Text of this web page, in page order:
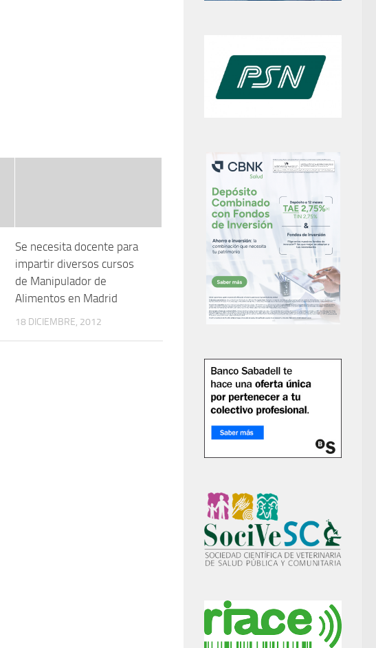
Se necesita docente para
impartir diversos cursos
de Manipulador de
Alimentos en Madrid
18 DICIEMBRE, 2012